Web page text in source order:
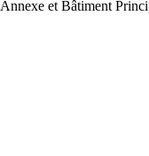
Annexe et Bâtiment